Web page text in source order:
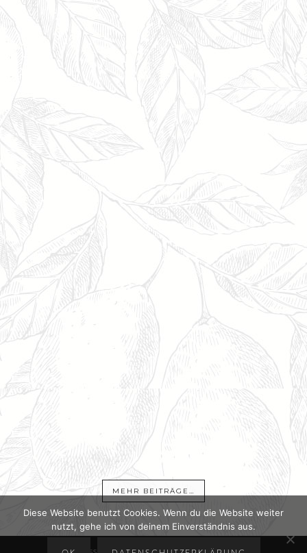
MEHR BEITRÄGE…
Diese Website benutzt Cookies. Wenn du die Website weiter
nutzt, gehe ich von deinem Einverständnis aus.